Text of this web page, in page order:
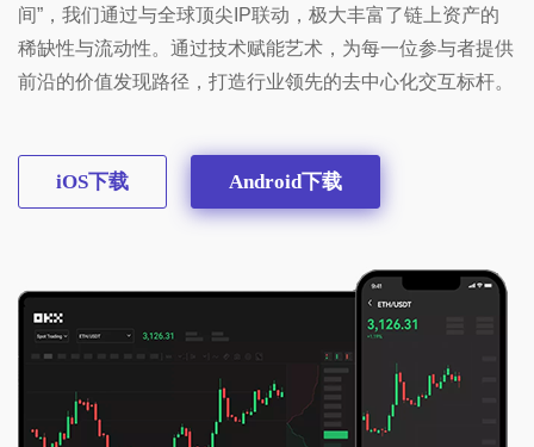
间”，我们通过与全球顶尖IP联动，极大丰富了链上资产的
稀缺性与流动性。通过技术赋能艺术，为每一位参与者提供
前沿的价值发现路径，打造行业领先的去中心化交互标杆。
iOS下载 Android下载